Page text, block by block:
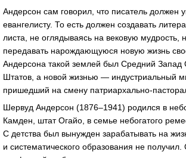
Андерсон сам говорил, что писатель должен
евангелисту. То есть должен создавать
листа, не оглядываясь на вековую мудрость,
передавать нарождающуюся новую жизнь
Андерсона такой землей был Средний Запад
Штатов, а новой жизнью — индустриальный
пришедший на смену патриархально-
Шервуд Андерсон (1876–1941) родился в
Камден, штат Огайо, в семье небогатого
С детства был вынужден зарабатывать на
и систематического образования не